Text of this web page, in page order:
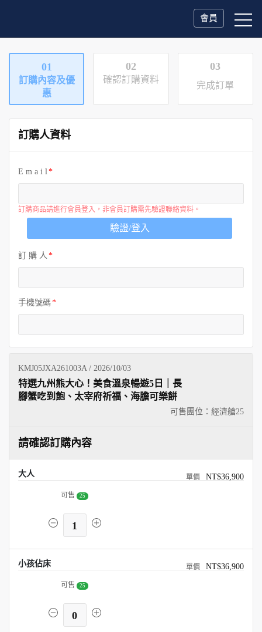
會員
01
訂購內容及優
惠
02
確認訂購資料
03
完成訂單
訂購人資料
E m a i l
訂購商品請進行會員登入，非會員訂購需先驗證聯絡資料。
驗證/登入
訂 購 人
手機號碼
KMJ05JXA261003A / 2026/10/03
可售團位：經濟艙25
特選九州熊大心！美食溫泉暢遊5日｜長
腳蟹吃到飽、太宰府祈福、海膽可樂餅
請確認訂購內容
大人 NT$36,900
可售 25
1
小孩佔床 NT$36,900
可售 25
0